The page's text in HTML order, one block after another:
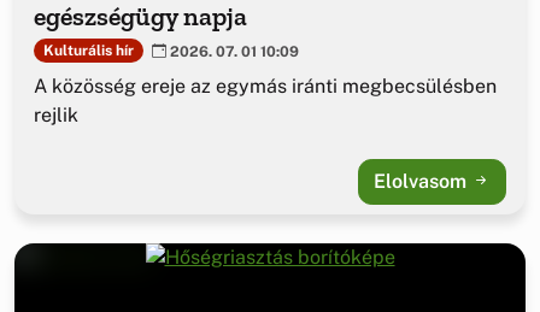
egészségügy napja
Kulturális hír 2026. 07. 01 10:09
A közösség ereje az egymás iránti megbecsülésben
rejlik
Elolvasom